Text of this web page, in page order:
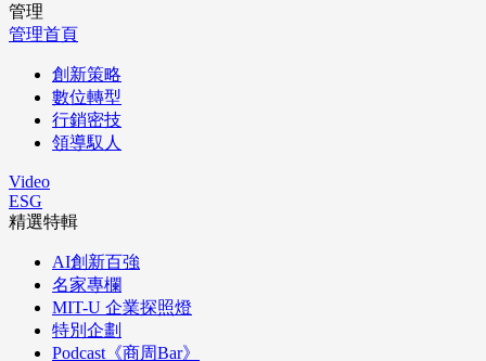
管理
管理首頁
創新策略
數位轉型
行銷密技
領導馭人
Video
ESG
精選特輯
AI創新百強
名家專欄
MIT-U 企業探照燈
特別企劃
Podcast《商周Bar》